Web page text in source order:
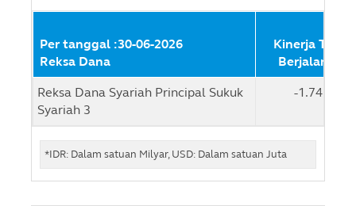
Per tanggal :30-06-2026
Reksa Dana
Kinerja Tahun
Berjalan (%)
Reksa Dana Syariah Principal Sukuk
Syariah 3
-1.74 %
*IDR: Dalam satuan Milyar, USD: Dalam satuan Juta